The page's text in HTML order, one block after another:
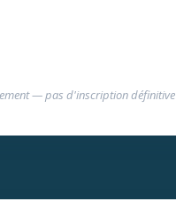
— pas d'inscription définitive